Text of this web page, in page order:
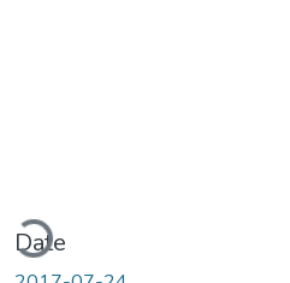
Date